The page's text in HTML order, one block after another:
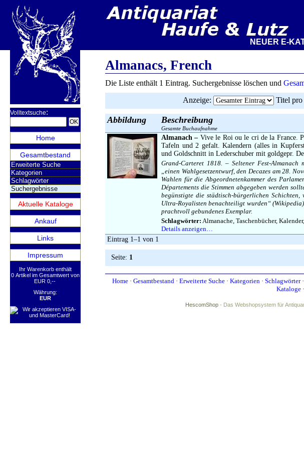
NEUER E-
Volltextsuche:
Home
Gesamtbestand
Erweiterte Suche
Kategorien
Schlagwörter
Suchergebnisse
Aktuelle Kataloge
Ankauf
Links
Impressum
Ihr Warenkorb enthält
0 Artikel im Gesamtwert von
EUR 0,--
Währung:
EUR
Almanacs, French
Die Liste enthält 1 Eintrag. Suchergebnisse löschen und
Anzeige: Titel pro
Abbildung Beschreibung
Gesamte Buchaufnahme
Almanach – Vive le Roi ou le cri de la France.
Tafeln und 2 gefalt. Kalendern (alles in
und Goldschnitt in Lederschuber mit goldgepr.
Grand-Carteret 1818. – Seltener Fest-
„einen Wahlgesetzentwurf, den Decazes am 28.
Wahlen für die Abgeordnetenkammer des
Départements die Stimmen abgegeben werden
begünstigte die städtisch-bürgerlichen
Ultra-Royalisten benachteiligt wurden“
prachtvoll gebundenes Exemplar.
Schlagwörter: Almanache, Taschenbücher,
Details anzeigen…
Eintrag 1–1 von 1
Seite: 1
Home · Gesamtbestand · Erweiterte Suche · Kategorien · Schlagwörter·
Kataloge·
HescomShop - Das Webshopsystem für